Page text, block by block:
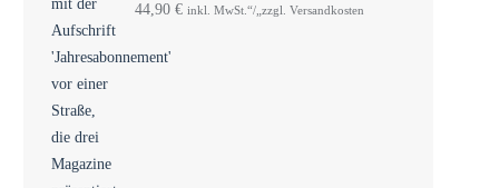
44,90 € inkl. MwSt.“/„zzgl. Versandkosten